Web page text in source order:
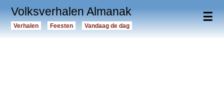
☰
Volksverhalen Almanak
Verhalen Feesten Vandaag de dag